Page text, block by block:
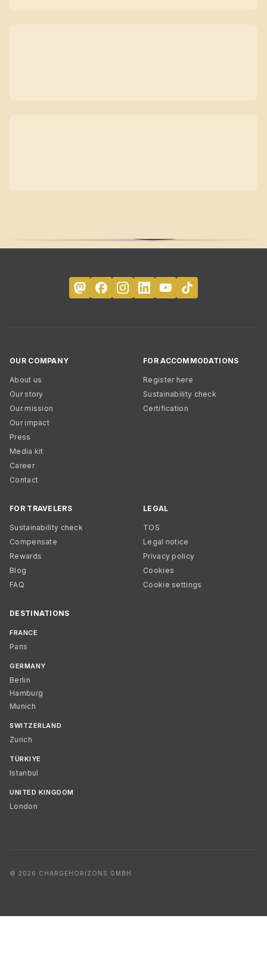
OUR COMPANY
About us
Our story
Our mission
Our impact
Press
Media kit
Career
Contact
FOR ACCOMMODATIONS
Register here
Sustainability check
Certification
FOR TRAVELERS
Sustainability check
Compensate
Rewards
Blog
FAQ
LEGAL
TOS
Legal notice
Privacy policy
Cookies
Cookie settings
DESTINATIONS
FRANCE
Paris
GERMANY
Berlin
Hamburg
Munich
SWITZERLAND
Zurich
TÜRKIYE
Istanbul
UNITED KINGDOM
London
© 2026 CHARGEHORIZONS GMBH